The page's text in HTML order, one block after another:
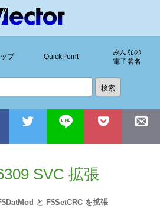
プ QuickPoint
みんなの
電子署名
SVC 拡張
と F$SetCRC を拡張